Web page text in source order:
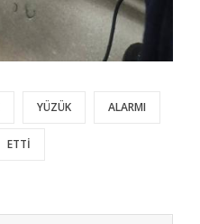
YÜZÜK ALARMI
ETTİ